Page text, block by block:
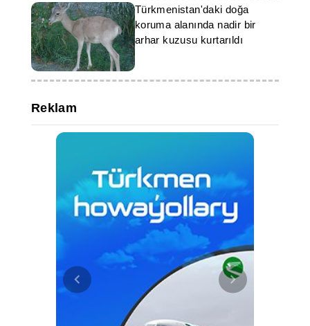
Türkmenistan'daki doğa
koruma alanında nadir bir
arhar kuzusu kurtarıldı
Reklam